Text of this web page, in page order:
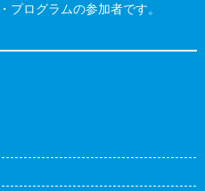
プログラムの参加者です。